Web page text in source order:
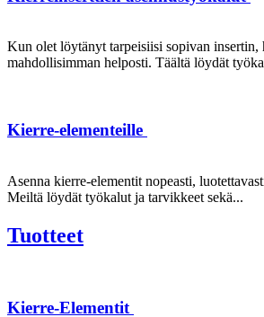
Kun olet löytänyt tarpeisiisi sopivan insertin,
mahdollisimman helposti. Täältä löydät
Kierre-elementeille
Asenna kierre-elementit nopeasti,
Meiltä löydät työkalut ja tarvikkeet sekä...
Tuotteet
Kierre-Elementit